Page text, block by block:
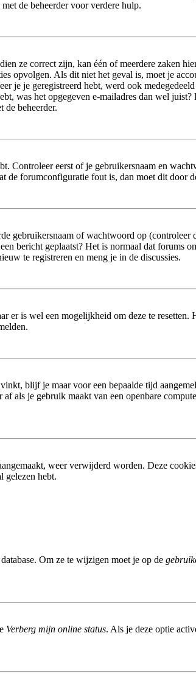
de beheerder voor verdere hulp.
ze correct zijn, kan één of meerdere zaken
opvolgen. Als dit niet het geval is, moet je
je je geregistreerd hebt, werd ook
was het opgegeven e-mailadres dan wel
de beheerder.
Controleer eerst of je gebruikersnaam en
forumconfiguratie fout is, dan moet dit door
gebruikersnaam of wachtwoord op
bericht geplaatst? Het is normaal dat
te registreren en meng je in de discussies.
er is wel een mogelijkheid om deze te
blijf je maar voor een bepaalde tijd
als je gebruik maakt van een openbare
weer verwijderd worden. Deze
gelezen hebt.
Om ze te wijzigen moet je op de
Verberg mijn online status. Als je deze optie